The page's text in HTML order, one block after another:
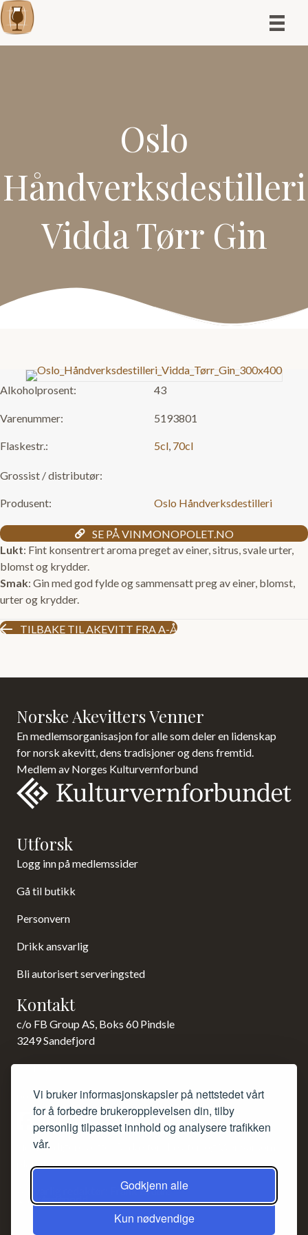
Vi bruker informasjonskapsler på nettstedet vårt
for å forbedre brukeropplevelsen din, tilby
personlig tilpasset innhold og analysere trafikken
vår.
Godkjenn alle
Kun nødvendige
Oslo
Håndverksdestilleri
Vidda Tørr Gin
Alkoholprosent: 43
Varenummer: 5193801
Flaskestr.: 5cl, 70cl
Grossist / distributør:
Produsent: Oslo Håndverksdestilleri
SE PÅ VINMONOPOLET.NO
Lukt: Fint konsentrert aroma preget av einer, sitrus, svale urter,
blomst og krydder.
Smak: Gin med god fylde og sammensatt preg av einer, blomst,
urter og krydder.
TILBAKE TIL AKEVITT FRA A-Å
Norske Akevitters Venner
En medlemsorganisasjon for alle som deler en lidenskap
for norsk akevitt, dens tradisjoner og dens fremtid.
Medlem av Norges Kulturvernforbund
Utforsk
Logg inn på medlemssider
Gå til butikk
Personvern
Drikk ansvarlig
Bli autorisert serveringsted
Kontakt
c/o FB Group AS, Boks 60 Pindsle
3249 Sandefjord
23 15 85 00
post@norsk-akevitt.org
Siden redigeres etter Redaktørplakaten og Vær varsom-
plakaten.
Ansvarlig redaktør: Frank Bruun.